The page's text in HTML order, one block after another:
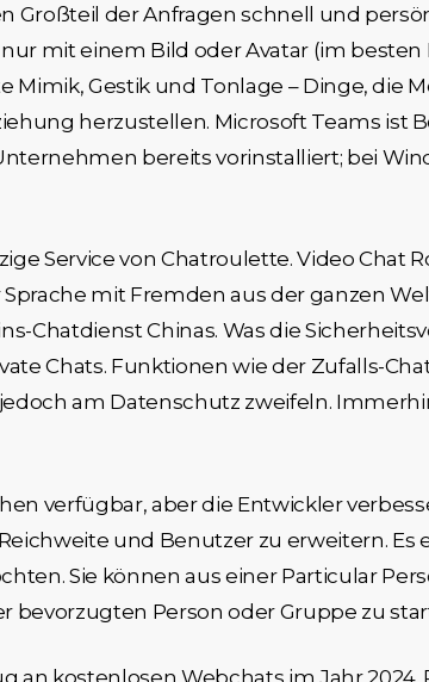
Großteil der Anfragen schnell und
mit einem Bild oder Avatar (im
Mimik, Gestik und Tonlage – Dinge, die
herzustellen. Microsoft Teams ist
bereits vorinstalliert; bei
Service von Chatroulette. Video Chat
mit Fremden aus der ganzen
Chatdienst Chinas. Was die
Chats. Funktionen wie der Zufalls-
am Datenschutz zweifeln.
verfügbar, aber die Entwickler
und Benutzer zu erweitern.
Sie können aus einer Particular
bevorzugten Person oder Gruppe zu
an kostenlosen Webchats im Jahr